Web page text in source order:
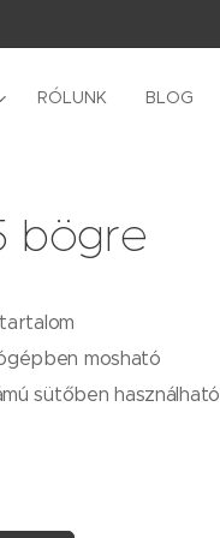
RÓLUNK BLOG
bögre
mosható
sütőben használható